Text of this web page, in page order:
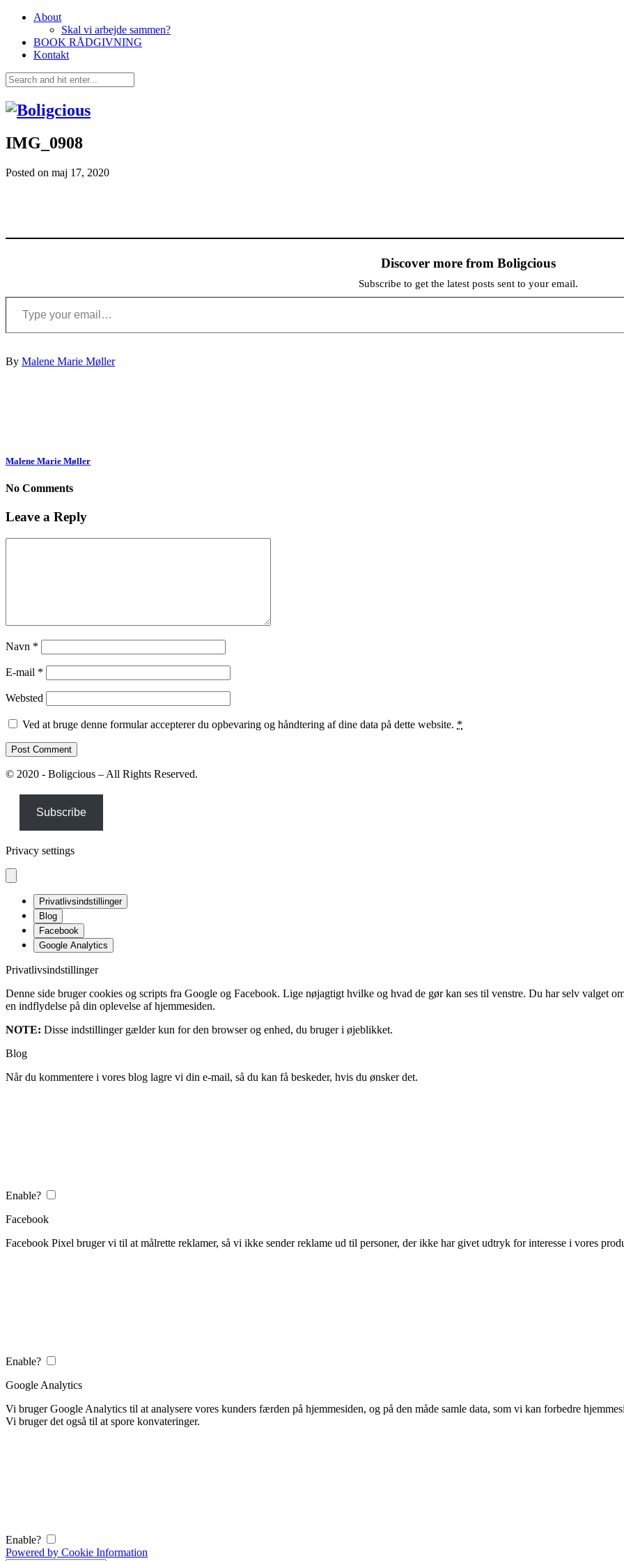
About
Skal vi arbejde sammen?
BOOK RÅDGIVNING
Kontakt
IMG_0908
Posted on maj 17, 2020
Discover more from Boligcious
Subscribe to get the latest posts sent to your email.
Type your email…
By Malene Marie Møller
Malene Marie Møller
No Comments
Leave a Reply
Navn *
E-mail *
Websted
Ved at bruge denne formular accepterer du opbevaring og håndtering af dine data på dette website. *
© 2020 - Boligcious – All Rights Reserved.
Subscribe
Privacy settings
Privatlivsindstillinger
Blog
Facebook
Google Analytics
Privatlivsindstillinger
Denne side bruger cookies og scripts fra Google og Facebook. Lige nøjagtigt hvilke og hvad de gør kan ses til venstre. Du har selv valget
en indflydelse på din oplevelse af hjemmesiden.
NOTE: Disse indstillinger gælder kun for den browser og enhed, du bruger i øjeblikket.
Blog
Når du kommentere i vores blog lagre vi din e-mail, så du kan få beskeder, hvis du ønsker det.
Enable?
Facebook
Facebook Pixel bruger vi til at målrette reklamer, så vi ikke sender reklame ud til personer, der ikke har givet udtryk for interesse i vores
Enable?
Google Analytics
Vi bruger Google Analytics til at analysere vores kunders færden på hjemmesiden, og på den måde samle data, som vi kan forbedre
Vi bruger det også til at spore konvateringer.
Enable?
Powered by Cookie Information